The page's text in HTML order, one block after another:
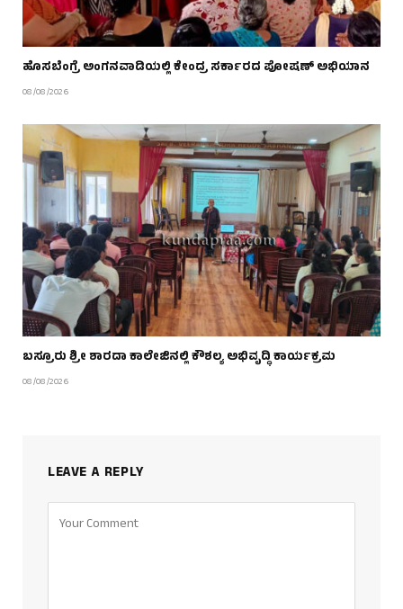
ಹೊಸಬೆಂಗ್ರೆ ಅಂಗನವಾಡಿಯಲ್ಲಿ ಕೇಂದ್ರ ಸರ್ಕಾರದ ಪೋಷಣ್ ಅಭಿಯಾನ
08/08/2026
ಬಸ್ರೂರು ಶ್ರೀ ಶಾರದಾ ಕಾಲೇಜಿನಲ್ಲಿ ಕೌಶಲ್ಯ ಅಭಿವೃದ್ಧಿ ಕಾರ್ಯಕ್ರಮ
08/08/2026
LEAVE A REPLY